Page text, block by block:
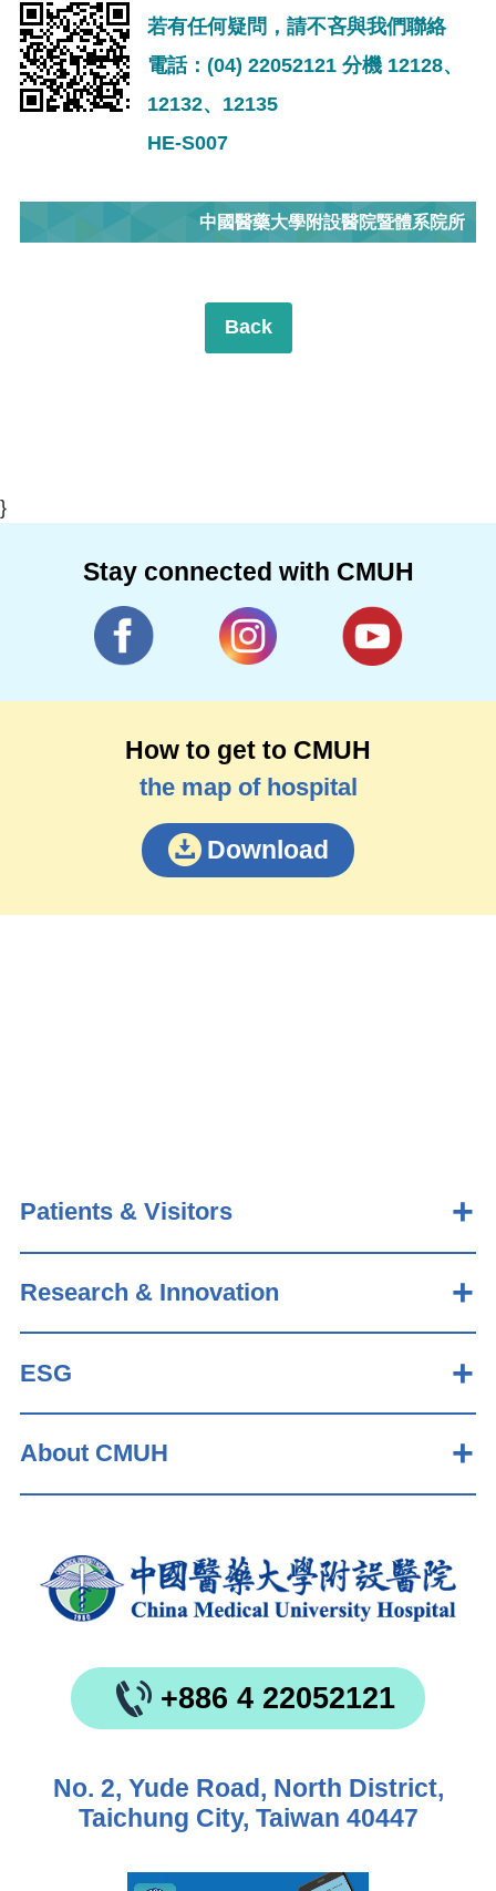
若有任何疑問，請不吝與我們聯絡
電話：(04) 22052121 分機 12128、
12132、12135
HE-S007
中國醫藥大學附設醫院暨體系院所
Back
}
Stay connected with CMUH
How to get to CMUH
the map of hospital
Download
Patients & Visitors
Research & Innovation
ESG
About CMUH
+886 4 22052121
No. 2, Yude Road, North District,
Taichung City, Taiwan 40447